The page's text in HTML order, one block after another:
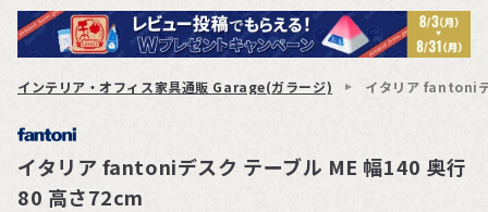
インテリア・オフィス家具通販 Garage(ガラージ) イタリア fantoni
イタリア fantoniデスク テーブル ME 幅140 奥行
80 高さ72cm